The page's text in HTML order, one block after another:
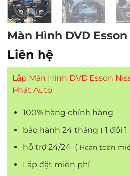
Màn Hình DVD
Liên hệ
Lắp Màn Hình DVD Esson
Phát Auto
100% hàng chính hãng
bảo hành 24 tháng ( 1 đổi
hỗ trợ 24/24 ( Hoàn toàn
Lắp đặt miễn phí